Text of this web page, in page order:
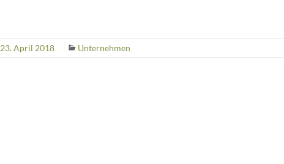
23. April 2018 Unternehmen